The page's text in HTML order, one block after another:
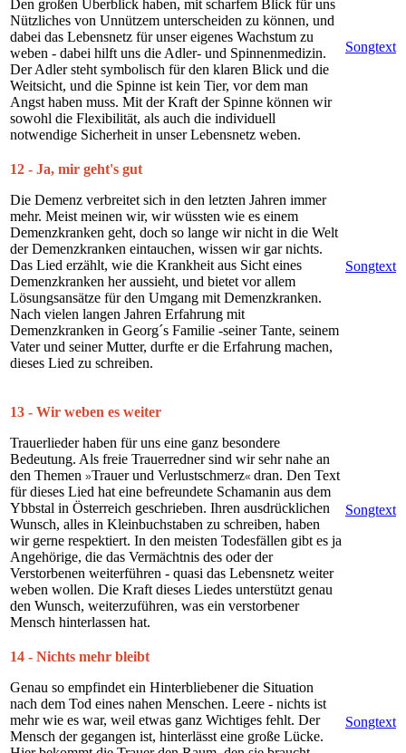
Den großen Überblick haben, mit scharfem Blick für uns
Nützliches von Unnützem unterscheiden zu können, und
dabei das Lebensnetz für unser eigenes Wachstum zu
weben - dabei hilft uns die Adler- und Spinnenmedizin.
Der Adler steht symbolisch für den klaren Blick und die
Weitsicht, und die Spinne ist kein Tier, vor dem man
Angst haben muss. Mit der Kraft der Spinne können wir
sowohl die Flexibilität, als auch die individuell
notwendige Sicherheit in unser Lebensnetz weben.
Songtext
12 - Ja, mir geht's gut
Die Demenz verbreitet sich in den letzten Jahren immer
mehr. Meist meinen wir, wir wüssten wie es einem
Demenzkranken geht, doch so lange wir nicht in die Welt
der Demenzkranken eintauchen, wissen wir gar nichts.
Das Lied erzählt, wie die Krankheit aus Sicht eines
Demenzkranken her aussieht, und bietet vor allem
Lösungsansätze für den Umgang mit Demenzkranken.
Nach vielen langen Jahren Erfahrung mit
Demenzkranken in Georg´s Familie -seiner Tante, seinem
Vater und seiner Mutter, durfte er die Erfahrung machen,
dieses Lied zu schreiben.
Songtext
13 - Wir weben es weiter
Trauerlieder haben für uns eine ganz besondere
Bedeutung. Als freie Trauerredner sind wir sehr nahe an
den Themen »Trauer und Verlustschmerz« dran. Den Text
für dieses Lied hat eine befreundete Schamanin aus dem
Ybbstal in Österreich geschrieben. Ihren ausdrücklichen
Wunsch, alles in Kleinbuchstaben zu schreiben, haben
wir gerne respektiert. In den meisten Todesfällen gibt es ja
Angehörige, die das Vermächtnis des oder der
Verstorbenen weiterführen - quasi das Lebensnetz weiter
weben wollen. Die Kraft dieses Liedes unterstützt genau
den Wunsch, weiterzuführen, was ein verstorbener
Mensch hinterlassen hat.
Songtext
14 - Nichts mehr bleibt
Genau so empfindet ein Hinterbliebener die Situation
nach dem Tod eines nahen Menschen. Leere - nichts ist
mehr wie es war, weil etwas ganz Wichtiges fehlt. Der
Mensch der gegangen ist, hinterlässt eine große Lücke.
Songtext